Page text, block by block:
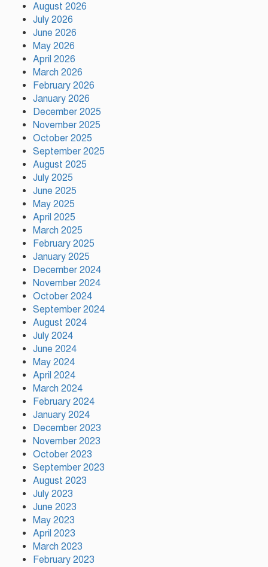
তারা দুজন আমার লাইফের পার্ট:
August 2026
July 2026
June 2026
May 2026
April 2026
March 2026
February 2026
January 2026
December 2025
November 2025
October 2025
September 2025
August 2025
July 2025
June 2025
May 2025
April 2025
March 2025
February 2025
January 2025
December 2024
November 2024
October 2024
September 2024
August 2024
July 2024
June 2024
May 2024
April 2024
March 2024
February 2024
January 2024
December 2023
November 2023
October 2023
September 2023
August 2023
July 2023
June 2023
May 2023
April 2023
March 2023
February 2023